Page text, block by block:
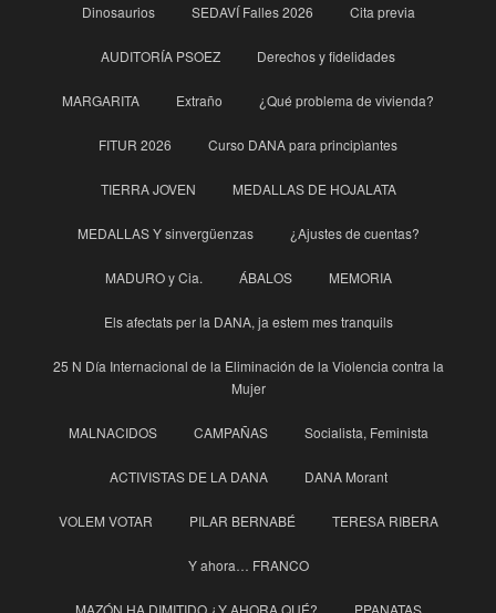
Dinosaurios SEDAVÍ Falles 2026 Cita previa
AUDITORÍA PSOEZ Derechos y fidelidades
MARGARITA Extraño ¿Qué problema de vivienda?
FITUR 2026 Curso DANA para principìantes
TIERRA JOVEN MEDALLAS DE HOJALATA
MEDALLAS Y sinvergüenzas ¿Ajustes de cuentas?
MADURO y Cia. ÁBALOS MEMORIA
Els afectats per la DANA, ja estem mes tranquils
25 N Día Internacional de la Eliminación de la Violencia contra la
Mujer
MALNACIDOS CAMPAÑAS Socialista, Feminista
ACTIVISTAS DE LA DANA DANA Morant
VOLEM VOTAR PILAR BERNABÉ TERESA RIBERA
Y ahora… FRANCO
MAZÓN HA DIMITIDO ¿Y AHORA QUÉ? PPANATAS